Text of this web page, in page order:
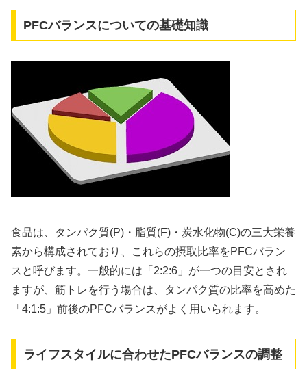
PFCバランスについての基礎知識
食品は、タンパク質(P)・脂質(F)・炭水化物(C)の三大栄養
素から構成されており、これらの摂取比率をPFCバラン
スと呼びます。一般的には「2:2:6」が一つの目安とされ
ますが、筋トレを行う場合は、タンパク質の比率を高めた
「4:1:5」前後のPFCバランスがよく用いられます。
ライフスタイルに合わせたPFCバランスの調整